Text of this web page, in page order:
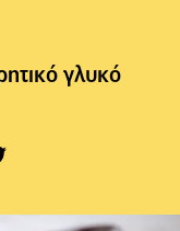
γλυκό